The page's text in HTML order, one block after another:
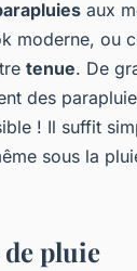
aux
moderne, ou
tenue. De
des
! Il suffit
sous la
pluie